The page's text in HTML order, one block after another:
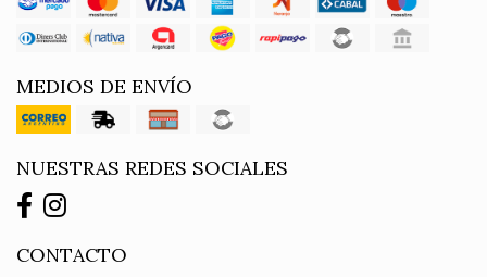
MEDIOS DE ENVÍO
NUESTRAS REDES SOCIALES
CONTACTO